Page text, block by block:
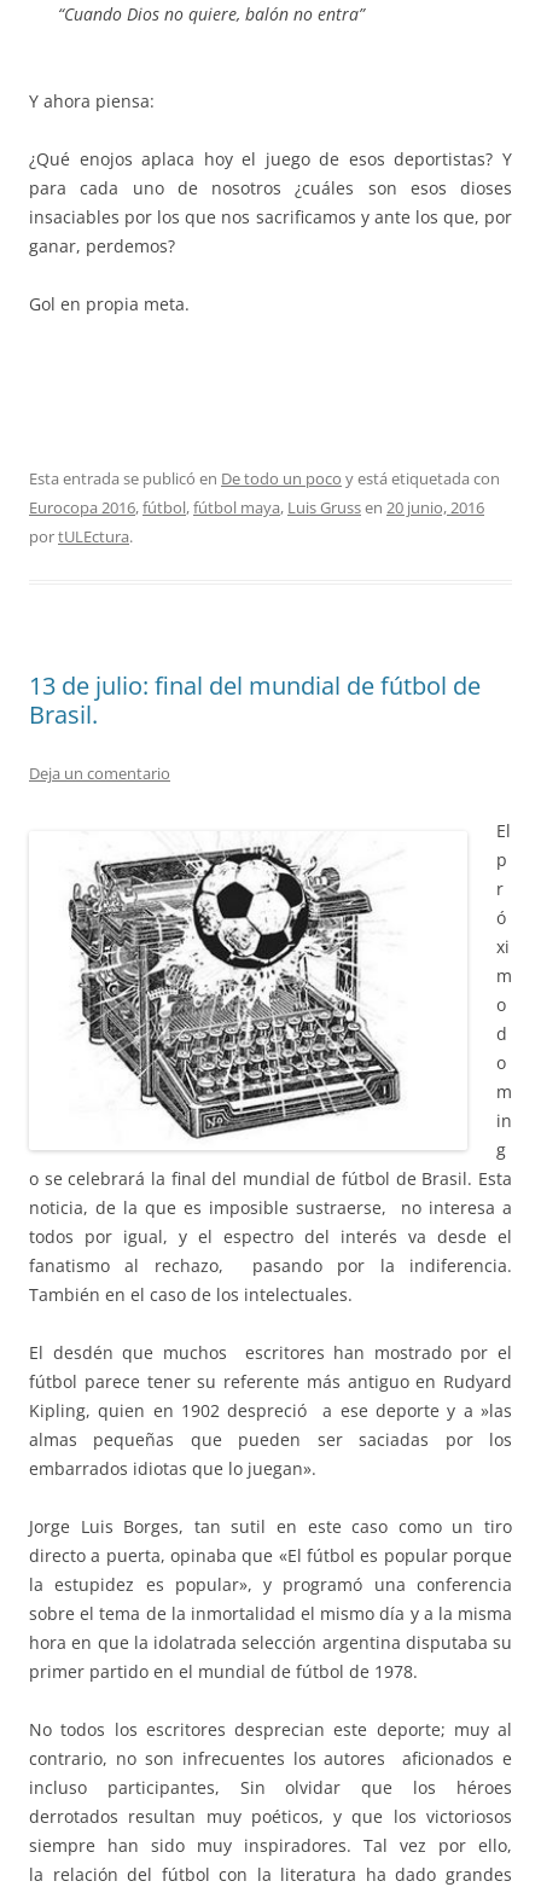
“Cuando Dios no quiere, balón no entra”
Y ahora piensa:
¿Qué enojos aplaca hoy el juego de esos deportistas? Y
para cada uno de nosotros ¿cuáles son esos dioses
insaciables por los que nos sacrificamos y ante los que, por
ganar, perdemos?
Gol en propia meta.
Esta entrada se publicó en De todo un poco y está etiquetada con
Eurocopa 2016,fútbol,fútbol maya, Luis Grussen 20 junio, 2016
portULEctura.
13 de julio: final del mundial de fútbol de
Brasil.
Deja un comentario
El
p
r
ó
xi
m
o
d
o
m
in
g
o se celebrará la final del mundial de fútbol de Brasil. Esta
noticia, de la que es imposible sustraerse, no interesa a
todos por igual, y el espectro del interés va desde el
fanatismo al rechazo, pasando por la indiferencia.
También en el caso de los intelectuales.
El desdén que muchos escritores han mostrado por el
fútbol parece tener su referente más antiguo en Rudyard
Kipling, quien en 1902 despreció a ese deporte y a »las
almas pequeñas que pueden ser saciadas por los
embarrados idiotas que lo juegan».
Jorge Luis Borges, tan sutil en este caso como un tiro
directo a puerta, opinaba que «El fútbol es popular porque
la estupidez es popular», y programó una conferencia
sobre el tema de la inmortalidad el mismo día y a la misma
hora en que la idolatrada selección argentina disputaba su
primer partido en el mundial de fútbol de 1978.
No todos los escritores desprecian este deporte; muy al
contrario, no son infrecuentes los autores aficionados e
incluso participantes, Sin olvidar que los héroes
derrotados resultan muy poéticos, y que los victoriosos
siempre han sido muy inspiradores. Tal vez por ello,
la relación del fútbol con la literatura ha dado grandes